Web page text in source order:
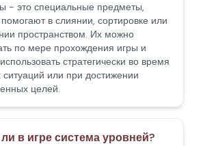
- это специальные предметы,
в слиянии, сортировке или
пространством. Их можно
по мере прохождения игры и
стратегически во время
или при достижении
целей.
в игре система уровней?